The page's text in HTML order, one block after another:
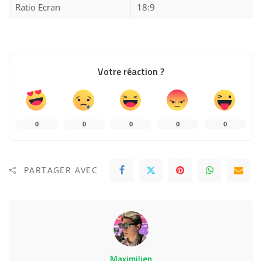
Ratio Ecran
18:9
Votre réaction ?
0 0 0 0 0
PARTAGER AVEC